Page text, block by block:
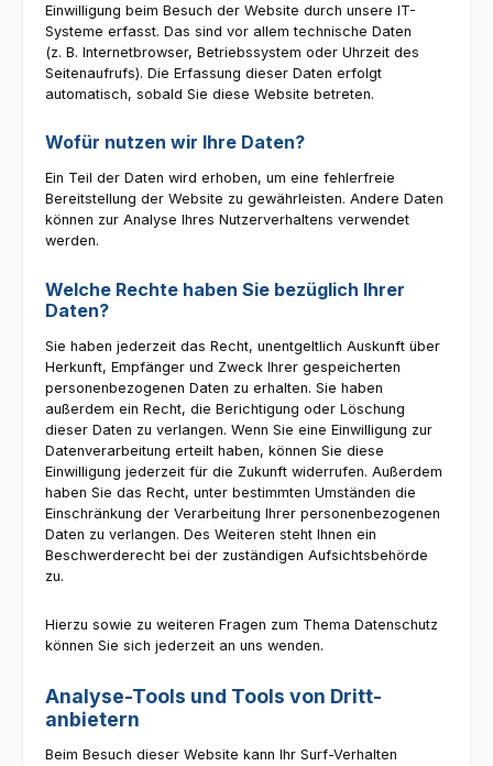
Einwilligung beim Besuch der Website durch unsere IT-
Systeme erfasst. Das sind vor allem technische Daten
(z. B. Internetbrowser, Betriebssystem oder Uhrzeit des
Seitenaufrufs). Die Erfassung dieser Daten erfolgt
automatisch, sobald Sie diese Website betreten.
Wofür nutzen wir Ihre Daten?
Ein Teil der Daten wird erhoben, um eine fehlerfreie
Bereitstellung der Website zu gewährleisten. Andere Daten
können zur Analyse Ihres Nutzerverhaltens verwendet
werden.
Welche Rechte haben Sie bezüglich Ihrer
Daten?
Sie haben jederzeit das Recht, unentgeltlich Auskunft über
Herkunft, Empfänger und Zweck Ihrer gespeicherten
personenbezogenen Daten zu erhalten. Sie haben
außerdem ein Recht, die Berichtigung oder Löschung
dieser Daten zu verlangen. Wenn Sie eine Einwilligung zur
Datenverarbeitung erteilt haben, können Sie diese
Einwilligung jederzeit für die Zukunft widerrufen. Außerdem
haben Sie das Recht, unter bestimmten Umständen die
Einschränkung der Verarbeitung Ihrer personenbezogenen
Daten zu verlangen. Des Weiteren steht Ihnen ein
Beschwerderecht bei der zuständigen Aufsichtsbehörde
zu.
Hierzu sowie zu weiteren Fragen zum Thema Datenschutz
können Sie sich jederzeit an uns wenden.
Analyse-Tools und Tools von Dritt­
anbietern
Beim Besuch dieser Website kann Ihr Surf-Verhalten